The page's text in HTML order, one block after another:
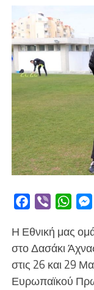
Facebook
Viber
Η Εθνική μας
στο Δασάκι
στις 26 και 29
Ευρωπαϊκού